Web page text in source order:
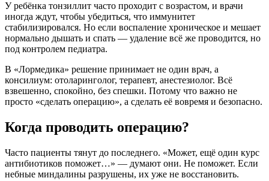
У ребёнка тонзиллит часто проходит с возрастом, и врачи
иногда ждут, чтобы убедиться, что иммунитет
стабилизировался. Но если воспаление хроническое и мешает
нормально дышать и спать — удаление всё же проводится, но
под контролем педиатра.
В «Лормедика» решение принимает не один врач, а
консилиум: отоларинголог, терапевт, анестезиолог. Всё
взвешенно, спокойно, без спешки. Потому что важно не
просто «сделать операцию», а сделать её вовремя и безопасно.
Когда проводить операцию?
Часто пациенты тянут до последнего. «Может, ещё один курс
антибиотиков поможет…» — думают они. Не поможет. Если
небные миндалины разрушены, их уже не восстановить.